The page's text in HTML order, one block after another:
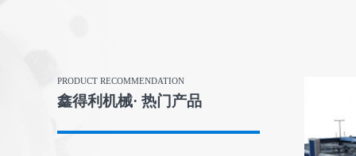
PRODUCT RECOMMENDATION
鑫得利机械· 热门产品